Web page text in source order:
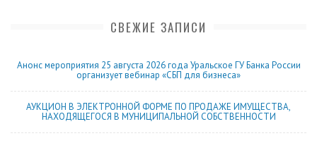
СВЕЖИЕ ЗАПИСИ
Анонс мероприятия 25 августа 2026 года Уральское ГУ Банка России
организует вебинар «СБП для бизнеса»
АУКЦИОН В ЭЛЕКТРОННОЙ ФОРМЕ ПО ПРОДАЖЕ ИМУЩЕСТВА,
НАХОДЯЩЕГОСЯ В МУНИЦИПАЛЬНОЙ СОБСТВЕННОСТИ